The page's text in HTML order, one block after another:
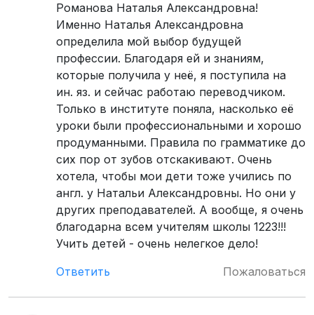
Романова Наталья Александровна!
Именно Наталья Александровна
определила мой выбор будущей
профессии. Благодаря ей и знаниям,
которые получила у неё, я поступила на
ин. яз. и сейчас работаю переводчиком.
Только в институте поняла, насколько её
уроки были профессиональными и хорошо
продуманными. Правила по грамматике до
сих пор от зубов отскакивают. Очень
хотела, чтобы мои дети тоже учились по
англ. у Натальи Александровны. Но они у
других преподавателей. А вообще, я очень
благодарна всем учителям школы 1223!!!
Учить детей - очень нелегкое дело!
Ответить
Пожаловаться